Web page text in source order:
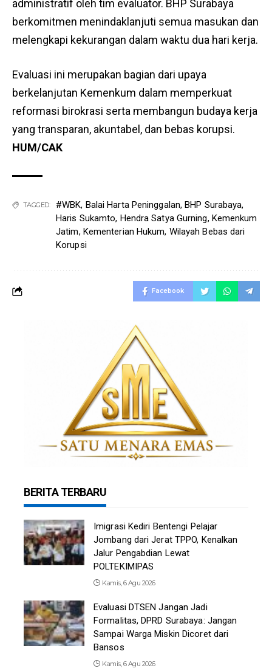
administratif oleh tim evaluator. BHP Surabaya
berkomitmen menindaklanjuti semua masukan dan
melengkapi kekurangan dalam waktu dua hari kerja.
Evaluasi ini merupakan bagian dari upaya
berkelanjutan Kemenkum dalam memperkuat
reformasi birokrasi serta membangun budaya kerja
yang transparan, akuntabel, dan bebas korupsi.
HUM/CAK
TAGGED: #WBK, Balai Harta Peninggalan,BHP Surabaya,
Haris Sukamto, Hendra Satya Gurning, Kemenkum
Jatim, Kementerian Hukum, Wilayah Bebas dari
Korupsi
Facebook
BERITA TERBARU
Imigrasi Kediri Bentengi Pelajar
Jombang dari Jerat TPPO, Kenalkan
Jalur Pengabdian Lewat
POLTEKIMIPAS
Kamis, 6 Agu 2026
Evaluasi DTSEN Jangan Jadi
Formalitas, DPRD Surabaya: Jangan
Sampai Warga Miskin Dicoret dari
Bansos
Kamis, 6 Agu 2026